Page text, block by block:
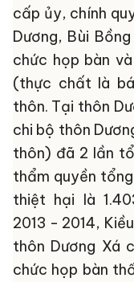
cấp ủy, chính
Dương, Bùi
chức họp bàn
(thực chất là
thôn. Tại thôn
chi bộ thôn
thôn) đã 2 lần
thẩm quyền
thiệt hại là
2013 - 2014,
thôn Dương Xá
chức họp bàn